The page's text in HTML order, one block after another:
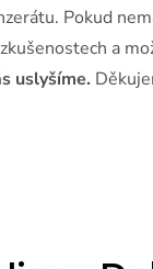
Pokud
a
uslyšíme.